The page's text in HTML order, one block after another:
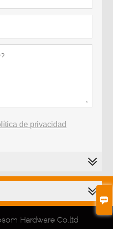

de privacidad
Hardware Co.,ltd